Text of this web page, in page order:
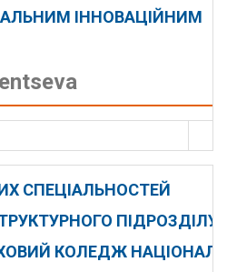
ІННОВАЦІЙНИМ
СПЕЦІАЛЬНОСТЕЙ
ПІДРОЗДІЛУ
КОЛЕДЖ